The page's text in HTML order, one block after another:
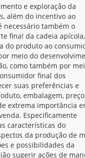
e exploração da
além do incentivo ao
necessário também o
fina! da cadeia apícola,
do produto ao
meio do
como também por
final dos
suas preferências e
embalagem, preço
extrema importância
Especificamente
características do
da produção de
e possibilidades da
sugerir ações de